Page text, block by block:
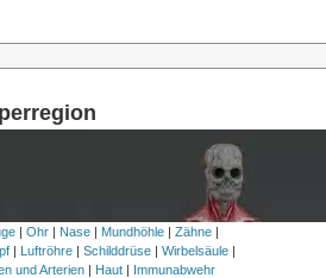
|Ohr | Nase | Mundhöhle |Zähne |
| Luftröhre |Schilddrüse |Wirbelsäule |
und Arterien| Haut| Immunabwehr